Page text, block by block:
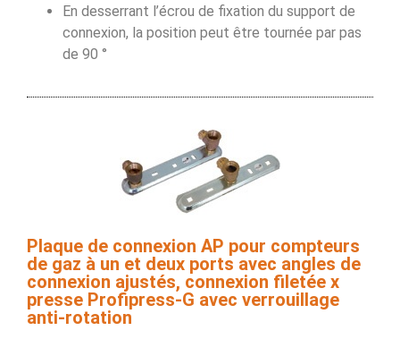
En desserrant l’écrou de fixation du support de
connexion, la position peut être tournée par pas
de 90 °
Plaque de connexion AP pour compteurs
de gaz à un et deux ports avec angles de
connexion ajustés, connexion filetée x
presse Profipress-G avec verrouillage
anti-rotation